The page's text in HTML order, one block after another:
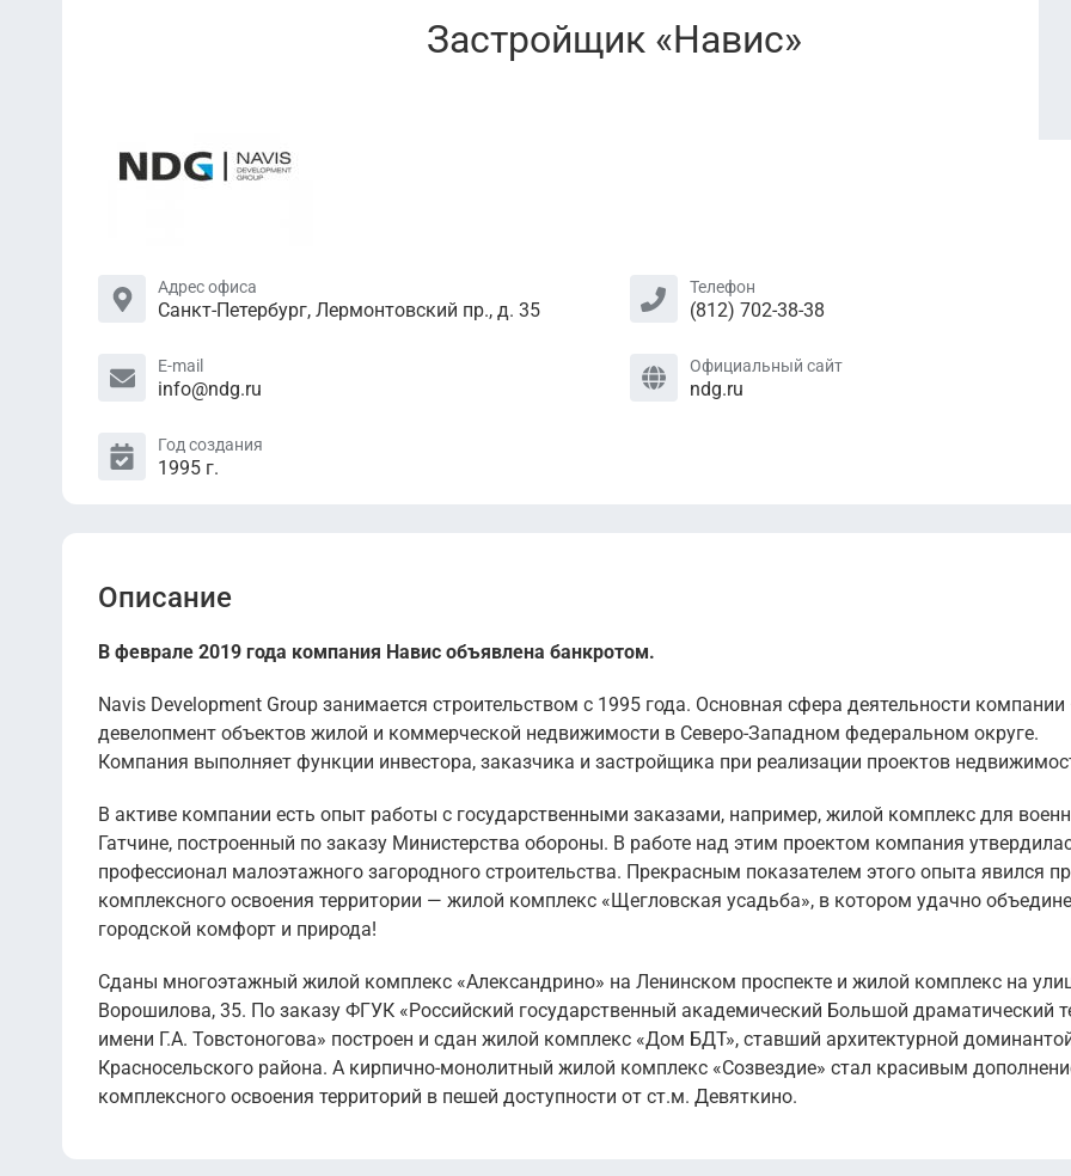
Застройщик «Навис»
Адрес офиса
Санкт-Петербург, Лермонтовский пр., д. 35
Телефон
(812) 702-38-38
E-mail
info@ndg.ru
Официальный сайт
ndg.ru
Год создания
1995 г.
Описание
В феврале 2019 года компания Навис объявлена банкротом.
Navis Development Group занимается строительством с 1995 года. Основная сфера деятельности компании
девелопмент объектов жилой и коммерческой недвижимости в Северо-Западном федеральном округе.
Компания выполняет функции инвестора, заказчика и застройщика при реализации проектов
В активе компании есть опыт работы с государственными заказами, например, жилой комплекс для
Гатчине, построенный по заказу Министерства обороны. В работе над этим проектом компания
профессионал малоэтажного загородного строительства. Прекрасным показателем этого опыта явился
комплексного освоения территории — жилой комплекс «Щегловская усадьба», в котором удачно
городской комфорт и природа!
Сданы многоэтажный жилой комплекс «Александрино» на Ленинском проспекте и жилой комплекс на
Ворошилова, 35. По заказу ФГУК «Российский государственный академический Большой драматический
имени Г.А. Товстоногова» построен и сдан жилой комплекс «Дом БДТ», ставший архитектурной
Красносельского района. А кирпично-монолитный жилой комплекс «Созвездие» стал красивым
комплексного освоения территорий в пешей доступности от ст.м. Девяткино.